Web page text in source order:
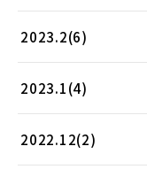
2023.2(6)
2023.1(4)
2022.12(2)